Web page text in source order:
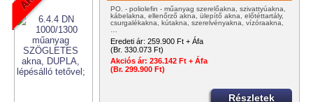
PO. - poliolefin - műanyag szerelőakna, szivattyúakna,
kábelakna, ellenőrző akna, ülepítő akna, előtéttartály,
csurgalékakna, kútakna, szerelvényakna, vízóraakna,
…
Eredeti ár: 259.900 Ft + Áfa
(Br. 330.073 Ft)
Akciós ár: 236.142 Ft + Áfa
(Br. 299.900 Ft)
Részletek